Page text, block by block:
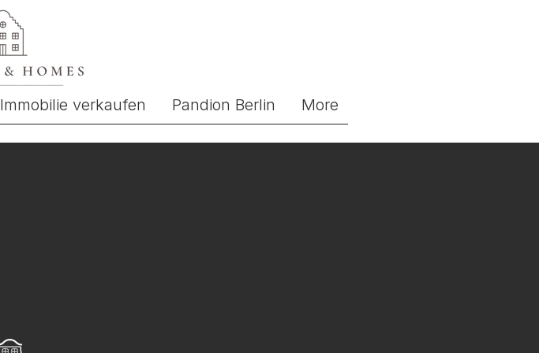
Immobilie verkaufen Pandion Berlin More